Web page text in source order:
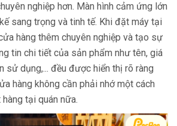
nghiệp hơn. Màn hình cảm ứng lớn
sang trọng và tinh tế. Khi đặt máy tại
hàng thêm chuyên nghiệp và tạo sự
tin chi tiết của sản phẩm như tên, giá
sử dụng,... đều được hiển thị rõ ràng
hàng không cần phải nhớ một cách
tại quán nữa.